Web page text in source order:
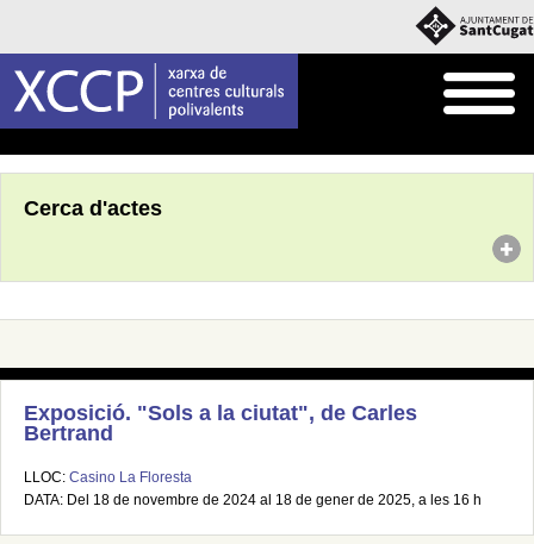
Cerca d'actes
Exposició. "Sols a la ciutat", de Carles
Bertrand
LLOC: Casino La Floresta
DATA: Del 18 de novembre de 2024 al 18 de gener de 2025, a les 16 h